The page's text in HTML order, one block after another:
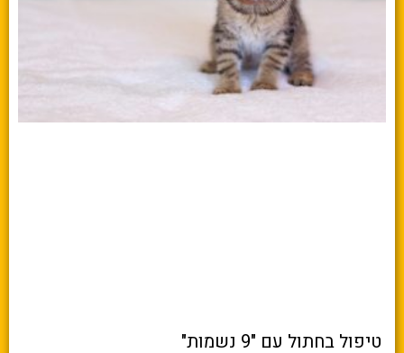
טיפול בחתול עם "9 נשמות"